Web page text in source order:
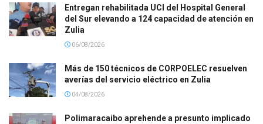
Entregan rehabilitada UCI del Hospital General
del Sur elevando a 124 capacidad de atención en
Zulia
06/08/2026
Más de 150 técnicos de CORPOELEC resuelven
averías del servicio eléctrico en Zulia
04/08/2026
Polimaracaibo aprehende a presunto implicado